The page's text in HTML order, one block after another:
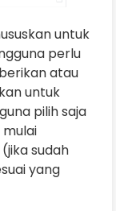
untuk
perlu
atau
untuk
pilih saja
sudah
yang